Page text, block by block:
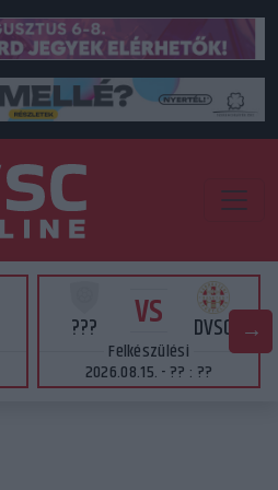
??? VS DVSC
Felkészülési
2026.08.15. - ?? : ??